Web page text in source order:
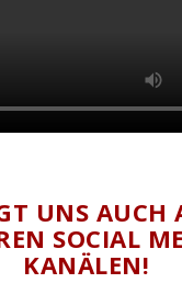
UNS AUCH
SOCIAL
KANÄLEN!